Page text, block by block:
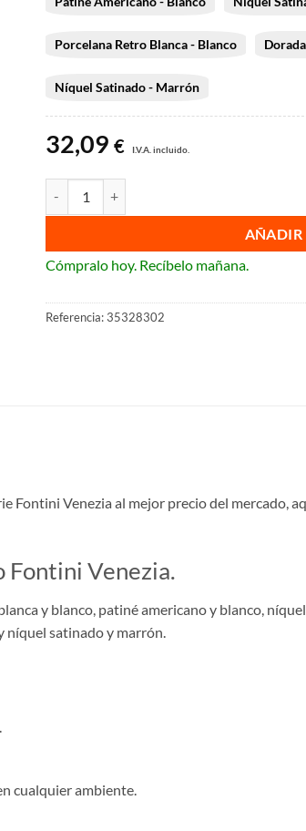
Porcelana Retro Blanca - Blanco
Níquel Satinado - Marrón
32,09 € I.V.A. incluido.
AÑADIR
Cómpralo hoy. Recíbelo mañana.
Referencia:35328302
Fontini Venezia al mejor precio del mercado,
Fontini Venezia.
y blanco, patiné americano y blanco,
níquel satinado y marrón.
cualquier ambiente.